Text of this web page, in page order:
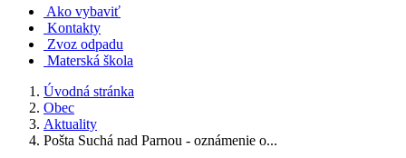
Ako vybaviť
Kontakty
Zvoz odpadu
Materská škola
Úvodná stránka
Obec
Aktuality
Pošta Suchá nad Parnou - oznámenie o...